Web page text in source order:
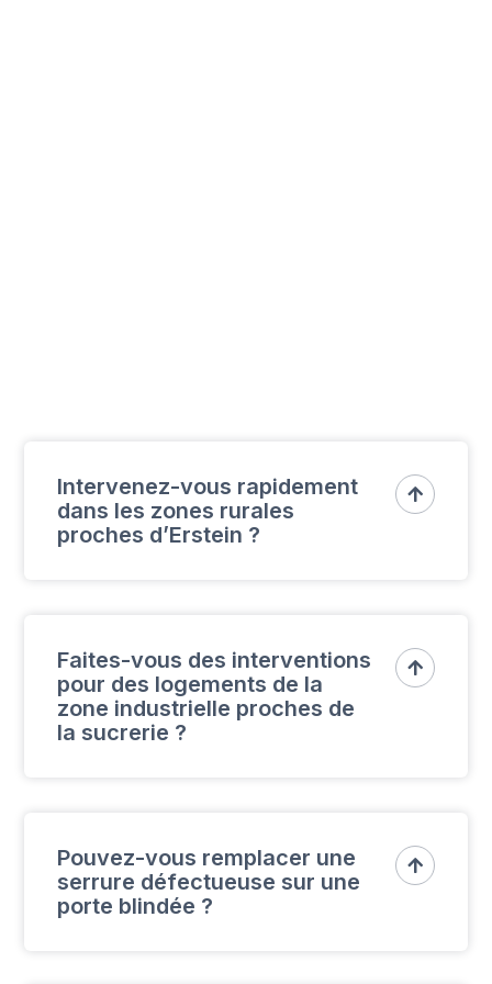
Intervenez-vous rapidement
dans les zones rurales
proches d’Erstein ?

rurales et intervenons rapidement pour tout
dépannage.
Faites-vous des interventions
pour des logements de la
zone industrielle proches de
la sucrerie ?

secteur pour des problèmes de serrure ou
des installations de sécurité.
Pouvez-vous remplacer une
serrure défectueuse sur une
porte blindée ?
